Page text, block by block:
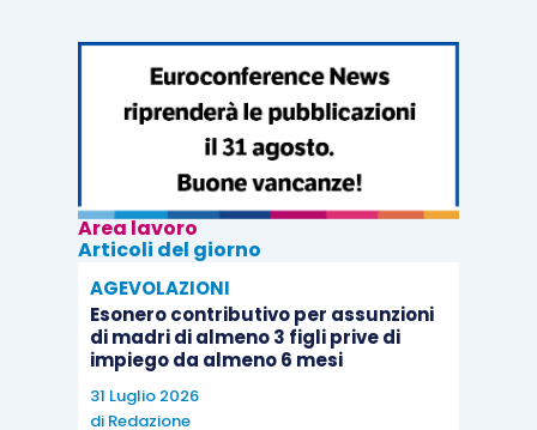
Area lavoro
Articoli del giorno
AGEVOLAZIONI
Esonero contributivo per assunzioni
di madri di almeno 3 figli prive di
impiego da almeno 6 mesi
31 Luglio 2026
di Redazione